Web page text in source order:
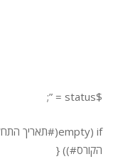
$status = ”;
הקורס#)) {